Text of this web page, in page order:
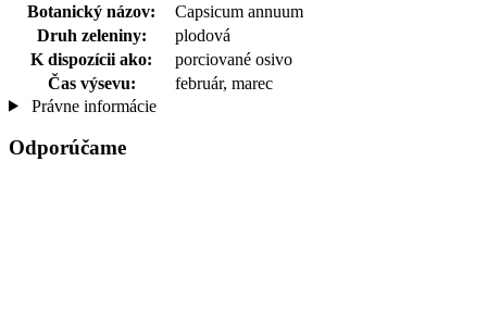
Botanický názov:
Capsicum annuum
Druh zeleniny:
plodová
K dispozícii ako:
porciované osivo
Čas výsevu:
február, marec
Právne informácie
Odporúčame